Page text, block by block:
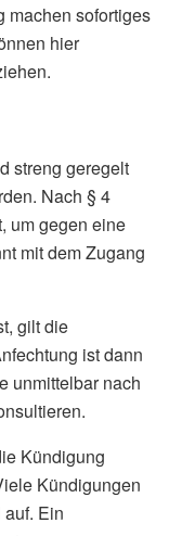
machen sofortiges
hier
streng geregelt
Nach § 4
um gegen eine
mit dem Zugang
gilt die
ist dann
unmittelbar nach
Kündigung
Kündigungen
Ein